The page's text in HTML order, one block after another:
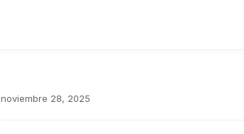
noviembre 28, 2025